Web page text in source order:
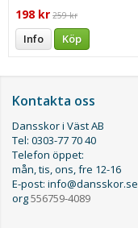
198 kr 259 kr
Info Köp
Kontakta oss
Dansskor i Väst AB
Tel: 0303-77 70 40
Telefon öppet:
mån, tis, ons, fre 12-16
E-post: info@dansskor.se
org556759-4089